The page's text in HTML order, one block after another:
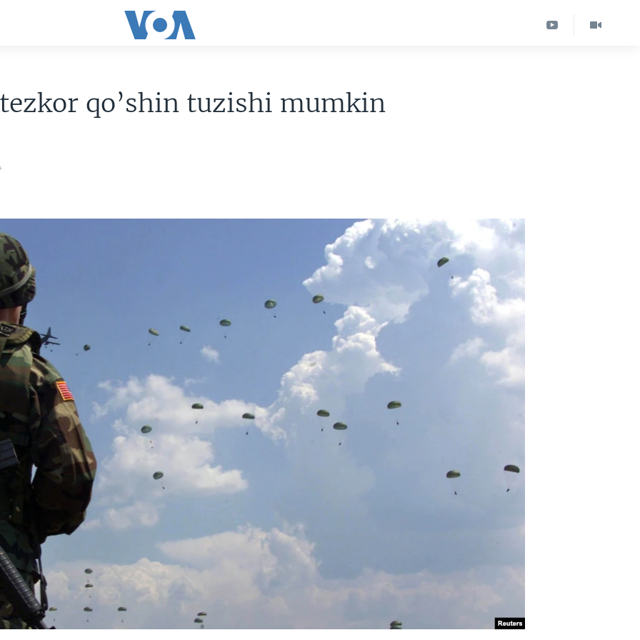
qo’shin tuzishi mumkin